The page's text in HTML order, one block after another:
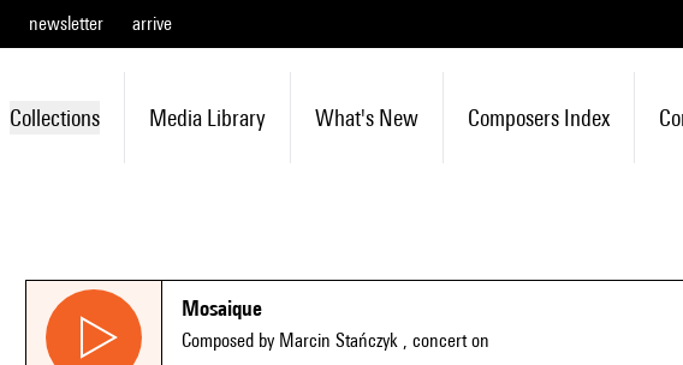
newsletter arrive
Collections Media Library What's New Composers Index
Mosaique
Composed by Marcin Stańczyk , concert on